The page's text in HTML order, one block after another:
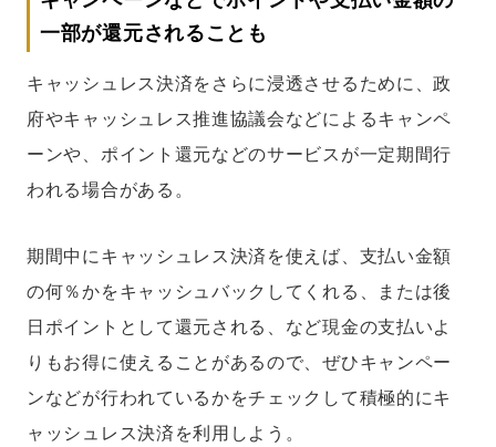
一部が還元されることも
キャッシュレス決済をさらに浸透させるために、政
府やキャッシュレス推進協議会などによるキャンペ
ーンや、ポイント還元などのサービスが一定期間行
われる場合がある。
期間中にキャッシュレス決済を使えば、支払い金額
の何％かをキャッシュバックしてくれる、または後
日ポイントとして還元される、など現金の支払いよ
りもお得に使えることがあるので、ぜひキャンペー
ンなどが行われているかをチェックして積極的にキ
ャッシュレス決済を利用しよう。